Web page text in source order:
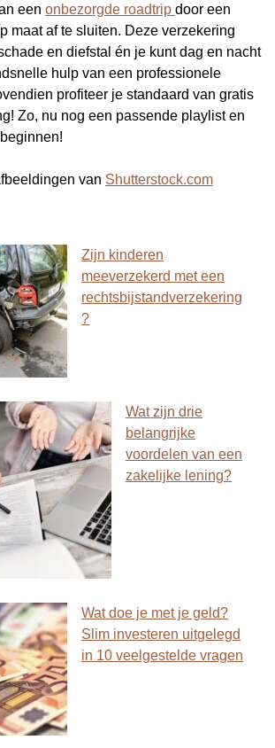
een onbezorgde roadtrip door een
maat af te sluiten. Deze verzekering
en diefstal én je kunt dag en nacht
hulp van een professionele
profiteer je standaard van gratis
Zo, nu nog een passende playlist en
van Shutterstock.com
Zijn kinderen
meeverzekerd met een
rechtsbijstandverzekering
?
Wat zijn drie
belangrijke
voordelen van een
zakelijke lening?
Wat doe je met je geld?
Slim investeren uitgelegd
in 10 veelgestelde vragen